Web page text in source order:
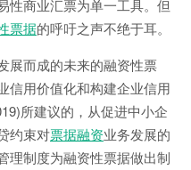
性商业汇票为单一工具。但
票据的呼吁之声不绝于耳。
展而成的未来的融资性票
信用价值化和构建企业信用
所建议的，从促进中小企
约束对票据融资业务发展的
理制度为融资性票据做出制